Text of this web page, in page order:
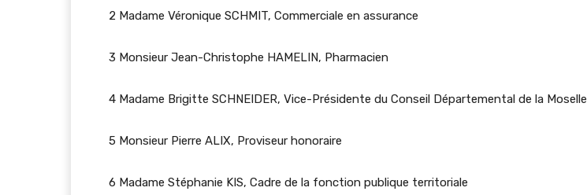
2 Madame Véronique SCHMIT, Commerciale en assurance
3 Monsieur Jean-Christophe HAMELIN, Pharmacien
4 Madame Brigitte SCHNEIDER, Vice-Présidente du Conseil Départemental de la Moselle
5 Monsieur Pierre ALIX, Proviseur honoraire
6 Madame Stéphanie KIS, Cadre de la fonction publique territoriale